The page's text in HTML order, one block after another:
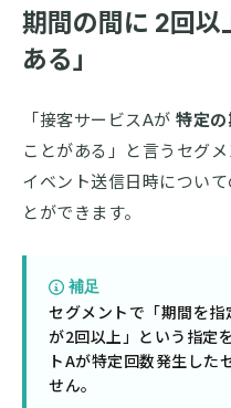
期間の間に 2回以
ある」
「接客サービスAが 特定の
ことがある」と言うセグ
イベント送信日時につい
とができます。
補足
セグメントで「期間を
が2回以上」という指定
トAが特定回数発生した
せん。